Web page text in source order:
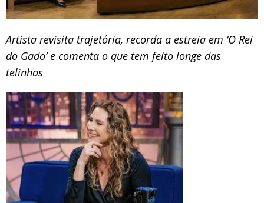
Artista revisita trajetória, recorda a estreia em ‘O Rei
do Gado’ e comenta o que tem feito longe das
telinhas